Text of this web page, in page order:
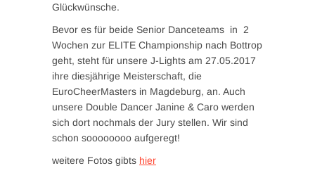
Glückwünsche.
Bevor es für beide Senior Danceteams in 2
Wochen zur ELITE Championship nach Bottrop
geht, steht für unsere J-Lights am 27.05.2017
ihre diesjährige Meisterschaft, die
EuroCheerMasters in Magdeburg, an. Auch
unsere Double Dancer Janine & Caro werden
sich dort nochmals der Jury stellen. Wir sind
schon soooooooo aufgeregt!
weitere Fotos gibts hier